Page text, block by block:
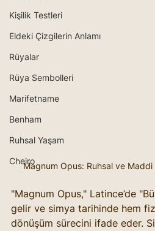
Kişilik Testleri
Eldeki Çizgilerin Anlamı
Rüyalar
Rüya Sembolleri
Marifetname
Benham
Ruhsal Yaşam
Cheiro
Magnum Opus: Ruhsal ve
"Magnum Opus," Latince’de
gelir ve simya tarihinde hem
dönüşüm sürecini ifade eder.